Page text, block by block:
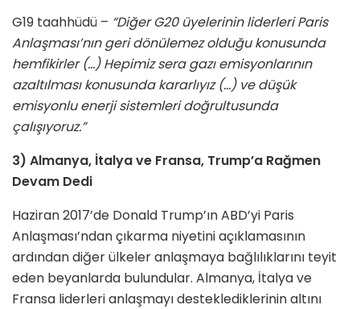
G19 taahhüdü – “Diğer G20 üyelerinin liderleri Paris
Anlaşması’nın geri dönülemez olduğu konusunda
hemfikirler (…) Hepimiz sera gazı emisyonlarının
azaltılması konusunda kararlıyız (…) ve düşük
emisyonlu enerji sistemleri doğrultusunda
çalışıyoruz.”
3) Almanya, İtalya ve Fransa, Trump’a Rağmen
Devam Dedi
Haziran 2017’de Donald Trump’ın ABD’yi Paris
Anlaşması’ndan çıkarma niyetini açıklamasının
ardından diğer ülkeler anlaşmaya bağlılıklarını teyit
eden beyanlarda bulundular. Almanya, İtalya ve
Fransa liderleri anlaşmayı desteklediklerinin altını